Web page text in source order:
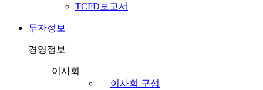
TCFD보고서
투자정보
경영정보
이사회
이사회 구성